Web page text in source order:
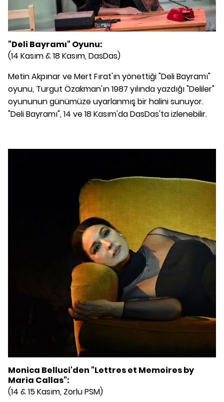
"Deli Bayramı" Oyunu:
(14 Kasım & 18 Kasım, DasDas)
Metin Akpınar ve Mert Fırat'ın yönettiği "Deli Bayramı"
oyunu, Turgut Özakman'ın 1987 yılında yazdığı "Deliler"
oyununun günümüze uyarlanmış bir halini sunuyor.
"Deli Bayramı", 14 ve 18 Kasım'da DasDas'ta izlenebilir.
Monica Belluci'den "Lettres et Memoires by
Maria Callas":
(14 & 15 Kasım, Zorlu PSM)